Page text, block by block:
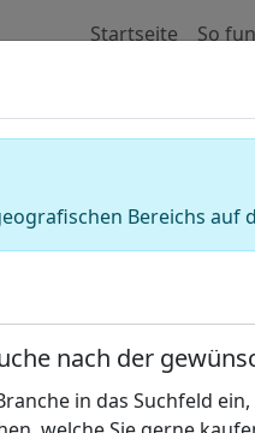
Startseite So
Seifen Läden
Bereichs auf
nach der
in das Suchfeld ein,